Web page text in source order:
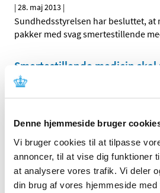
Denne hjemmeside bruger
Vi bruger cookies til at tilpasse
annoncer, til at vise dig funktioner
at analysere vores trafik. Vi deler
din brug af vores hjemmeside
|28. maj 2013 |
Sundhedsstyrelsen har besluttet,
pakker med svag smertestillende
Smertestillende medicin skal
|5. april 2013
Fremover kan man kun købe store
Forrige 1 … 7
Alle (162)